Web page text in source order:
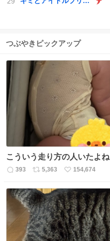
つぶやきピックアップ
こういう走り方の人いたよね
返
数
393
リ
ス
ト
数
5,363
い
ね
数
154,674